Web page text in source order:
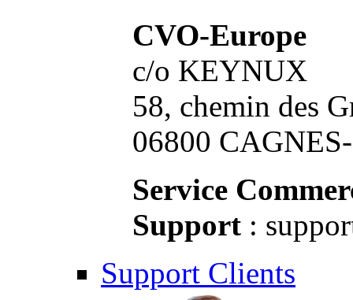
CVO-Europe
c/o KEYNUX
58, chemin des
06800
Service
Support :
Support Clients